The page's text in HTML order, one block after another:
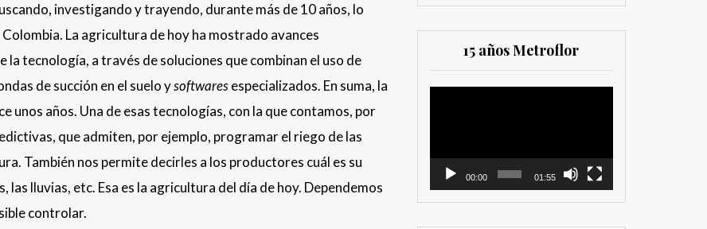
investigando y trayendo, durante más de 10 años, lo
La agricultura de hoy ha mostrado avances
tecnología, a través de soluciones que combinan el uso de
de succión en el suelo ysoftwaresespecializados. En suma, la
unos años. Una de esas tecnologías, con la que contamos, por
que admiten, por ejemplo, programar el riego de las
También nos permite decirles a los productores cuál es su
lluvias, etc. Esa es la agricultura del día de hoy. Dependemos
controlar.
sector así como los
cubrimientos de los
eventos sociales de las
compañías. Es una
que trabajan en el sector
15 años Metroflor
00:00 01:55